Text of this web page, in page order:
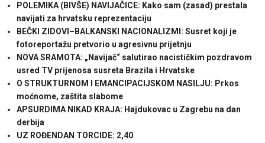
POLEMIKA (BIVŠE) NAVIJAČICE: Kako sam (zasad) prestala
navijati za hrvatsku reprezentaciju
BEČKI ZIDOVI–BALKANSKI NACIONALIZMI: Susret koji je
fotoreportažu pretvorio u agresivnu prijetnju
NOVA SRAMOTA: „Navijač“ salutirao nacističkim pozdravom
usred TV prijenosa susreta Brazila i Hrvatske
O STRUKTURNOM I EMANCIPACIJSKOM NASILJU: Prkos
moćnome, zaštita slabome
APSURDIMA NIKAD KRAJA: Hajdukovac u Zagrebu na dan
derbija
UZ ROĐENDAN TORCIDE: 2,40